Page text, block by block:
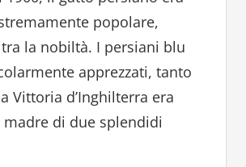
popolare,
la nobiltà. I persiani blu
apprezzati, tanto
Vittoria d’Inghilterra era
madre di due splendidi